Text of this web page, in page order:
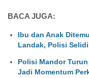
BACA JUGA:
Ibu dan Anak
Landak, Polisi
Polisi Mandor
Jadi Momentum